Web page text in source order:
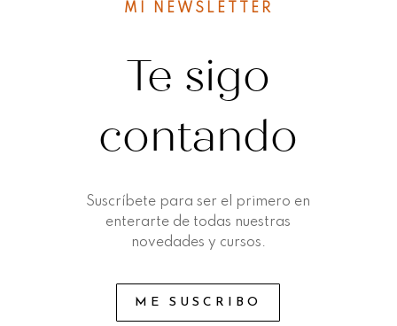
MI NEWSLETTER
Te sigo
contando
Suscríbete para ser el primero en
enterarte de todas nuestras
novedades y cursos.
ME SUSCRIBO